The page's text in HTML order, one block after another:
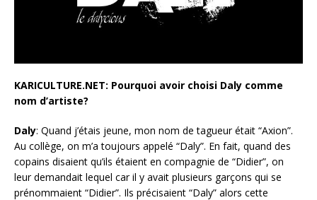
KARICULTURE.NET: Pourquoi avoir choisi Daly comme
nom d’artiste?
Daly: Quand j’étais jeune, mon nom de tagueur était “Axion”.
Au collège, on m’a toujours appelé “Daly”. En fait, quand des
copains disaient qu’ils étaient en compagnie de “Didier”, on
leur demandait lequel car il y avait plusieurs garçons qui se
prénommaient “Didier”. Ils précisaient “Daly” alors cette